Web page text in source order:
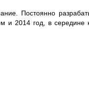
Постоянно
2014 год, в середине